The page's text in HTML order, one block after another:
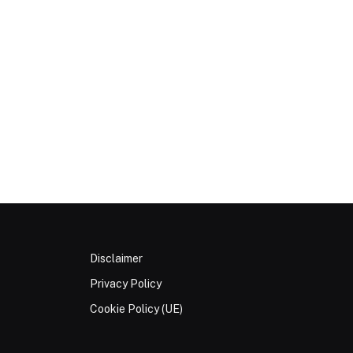
Disclaimer
Privacy Policy
Cookie Policy (UE)